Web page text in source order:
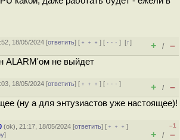
18/05/2024 [ответить] [ ﹢﹢﹢] [ · · ·][↑]
+ / –
ALARM'ом не выйдет
18/05/2024 [ответить] [ ﹢﹢﹢] [ · · ·]
+ / –
(ну а для энтузиастов уже настоящее)!
(ok), 21:17, 18/05/2024 [ответить] [ ﹢﹢﹢]
]
–1
+ / –